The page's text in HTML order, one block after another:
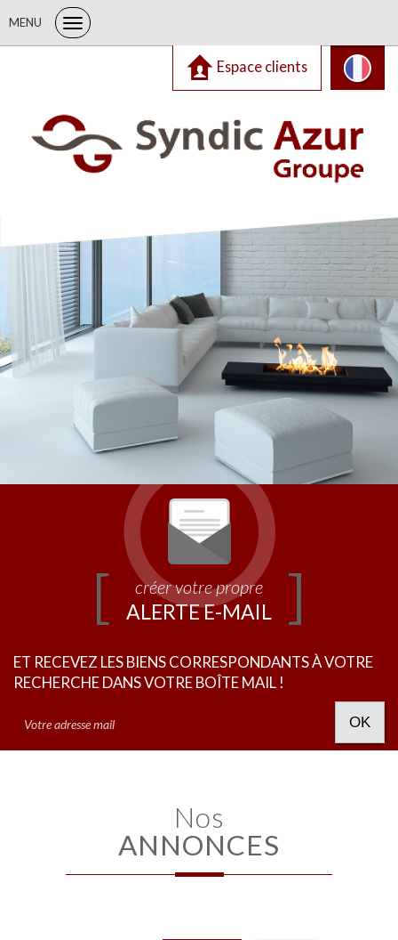
MENU
Espace clients
créer votre propre
ALERTE E-MAIL
ET RECEVEZ LES BIENS CORRESPONDANTS À VOTRE
RECHERCHE DANS VOTRE BOÎTE MAIL !
OK
Nos
ANNONCES